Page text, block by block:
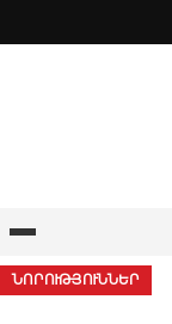
to
Ընտրացանկ
ՆՈՐՈՒԹՅՈՒՆՆԵՐ